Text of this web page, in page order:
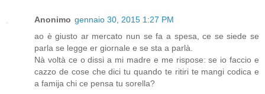
Anonimo gennaio 30, 2015 1:27 PM
ao è giusto ar mercato nun se fa a spesa, ce se siede se
parla se legge er giornale e se sta a parlà.
Nà voltà ce o dissi a mi madre e me rispose: se io faccio e
cazzo de cose che dici tu quando te ritiri te mangi codica e
a famija chi ce pensa tu sorella?